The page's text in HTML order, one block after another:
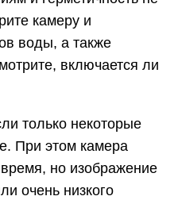
камеру и
воды, а также
включается ли
только некоторые
При этом камера
но изображение
очень низкого